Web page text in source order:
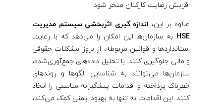
افزایش رضایت کارکنان منجر شود.
علاوه بر این، اندازه گیری اثربخشی سیستم مدیریت
HSE به سازمان‌ها این امکان را می‌دهد که با رعایت
استانداردها و قوانین مربوطه، از بروز مشکلات حقوقی
و مالی جلوگیری کنند. با تحلیل داده‌های جمع‌آوری‌شده،
سازمان‌ها می‌توانند به شناسایی الگوها و روندهای
خطرناک پرداخته و اقدامات پیشگیرانه مناسبی را اتخاذ
کنند. این اقدامات نه تنها به بهبود ایمنی کمک می‌کند،